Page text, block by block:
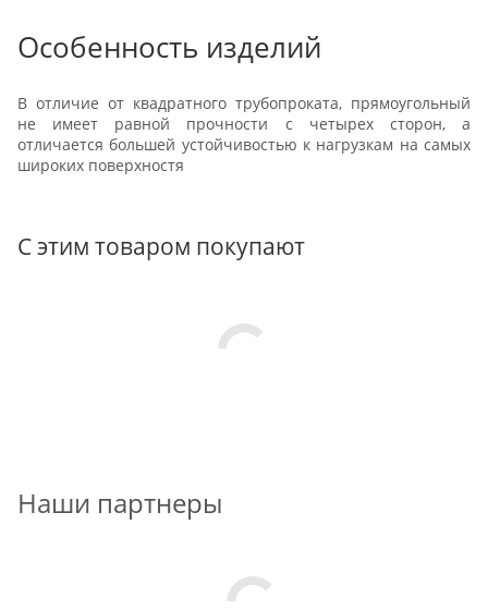
Особенность изделий
В отличие от квадратного трубопроката, прямоугольный
не имеет равной прочности с четырех сторон, а
отличается большей устойчивостью к нагрузкам на самых
широких поверхностя
С этим товаром покупают
Наши партнеры